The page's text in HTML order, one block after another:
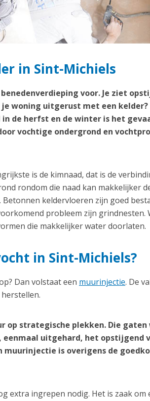
in Sint-Michiels
voor. Je ziet
woning uitgerust met een kelder?
de herfst en de winter is het
vochtige ondergrond en
is de kimnaad, dat is de
rondom die naad kan makkelijker
keldervloeren zijn goed
probleem zijn grindnesten.
die makkelijker water doorlaten.
in Sint-Michiels?
Dan volstaat een muurinjectie. De
op strategische plekken. Die
uitgehard, het opstijgend
muurinjectie is overigens de
extra ingrepen nodig. Het is zaak om